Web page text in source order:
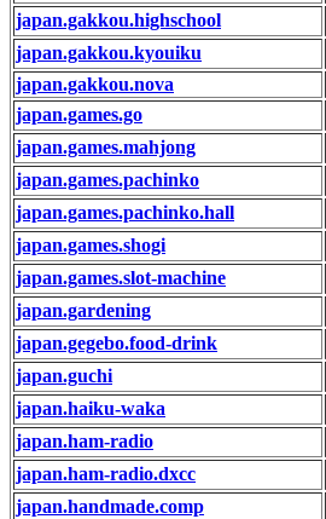
japan.gakkou.highschool
japan.gakkou.kyouiku
japan.gakkou.nova
japan.games.go
japan.games.mahjong
japan.games.pachinko
japan.games.pachinko.hall
japan.games.shogi
japan.games.slot-machine
japan.gardening
japan.gegebo.food-drink
japan.guchi
japan.haiku-waka
japan.ham-radio
japan.ham-radio.dxcc
japan.handmade.comp